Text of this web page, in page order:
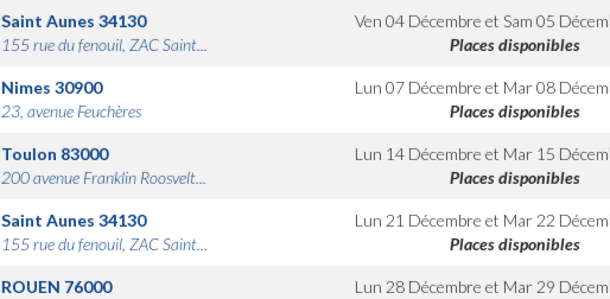
Saint Aunes 34130
155 rue du fenouil, ZAC Saint...
Ven 04 Décembre etSam 05
Places disponibles
Nimes 30900
23, avenue Feuchères
Lun 07 Décembre et Mar 08
Places disponibles
Toulon 83000
200 avenue Franklin Roosvelt...
Lun 14 Décembre et Mar 15
Places disponibles
Saint Aunes 34130
155 rue du fenouil, ZAC Saint...
Lun 21 Décembre et Mar 22
Places disponibles
ROUEN 76000
Lun 28 Décembre et Mar 29